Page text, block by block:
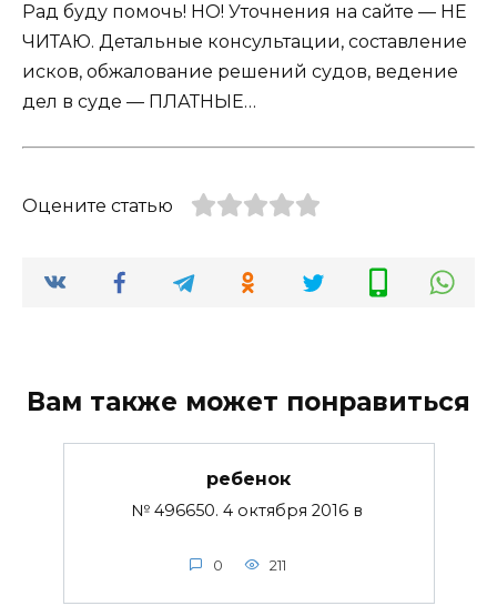
Рад буду помочь! НО! Уточнения на сайте — НЕ
ЧИТАЮ. Детальные консультации, составление
исков, обжалование решений судов, ведение
дел в суде — ПЛАТНЫЕ…
Оцените статью
Вам также может понравиться
ребенок
№ 496650. 4 октября 2016 в
0 211